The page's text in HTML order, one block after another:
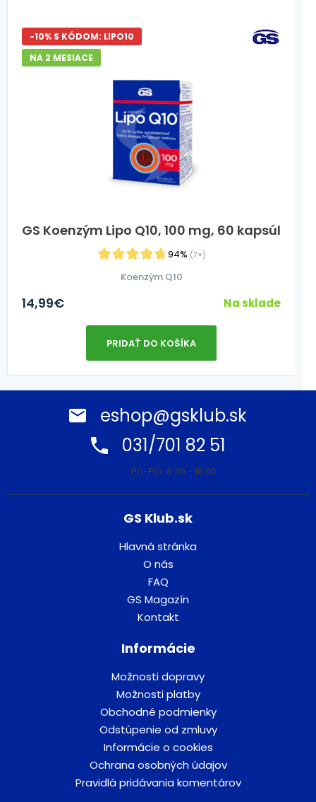
GS Koenzým Lipo Q10, 100 mg, 60 kapsúl
94% (7×)
-10% S KÓDOM: LIPO10
NA 2 MESIACE
Koenzým Q10
14,99€ Na sklade
PRIDAŤ DO KOŠÍKA
eshop@gsklub.sk
031/701 82 51
Po-Pia: 8:30 - 16:00
GS Klub.sk
Hlavná stránka
O nás
FAQ
GS Magazín
Kontakt
Informácie
Možnosti dopravy
Možnosti platby
Obchodné podmienky
Odstúpenie od zmluvy
Informácie o cookies
Ochrana osobných údajov
Pravidlá pridávania komentárov